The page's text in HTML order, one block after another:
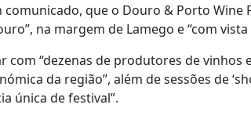
que o Douro & Porto Wine
na margem de Lamego e “com
“dezenas de produtores de vinhos
da região”, além de sessões de
única de festival”.